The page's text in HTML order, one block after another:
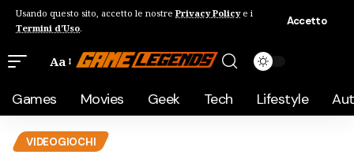
Usando questo sito, accetto le nostre Privacy Policye i
Termini d'Uso.
Accetto
Aa
Games Movies Geek Tech Lifestyle
VIDEOGIOCHI